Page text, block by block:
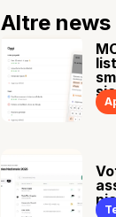
Altre news